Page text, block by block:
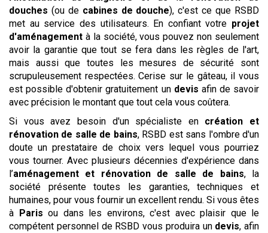
douches (ou de cabines de douche), c'est ce que RSBD
met au service des utilisateurs. En confiant votre projet
d'aménagement à la société, vous pouvez non seulement
avoir la garantie que tout se fera dans les règles de l'art,
mais aussi que toutes les mesures de sécurité sont
scrupuleusement respectées. Cerise sur le gâteau, il vous
est possible d'obtenir gratuitement un devis afin de savoir
avec précision le montant que tout cela vous coûtera.
Si vous avez besoin d'un spécialiste en création et
rénovation de salle de bains, RSBD est sans l'ombre d'un
doute un prestataire de choix vers lequel vous pourriez
vous tourner. Avec plusieurs décennies d'expérience dans
l’aménagement et rénovation de salle de bains, la
société présente toutes les garanties, techniques et
humaines, pour vous fournir un excellent rendu. Si vous êtes
à
Paris ou dans les environs, c'est avec plaisir que le
compétent personnel de RSBD vous produira un devis, afin